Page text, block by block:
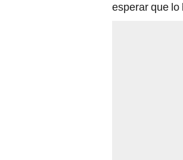
esperar que lo